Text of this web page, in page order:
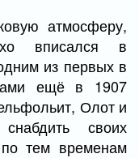
атмосферу,
вписался в
из первых в
ещё в 1907
Олот и
своих
тем временам